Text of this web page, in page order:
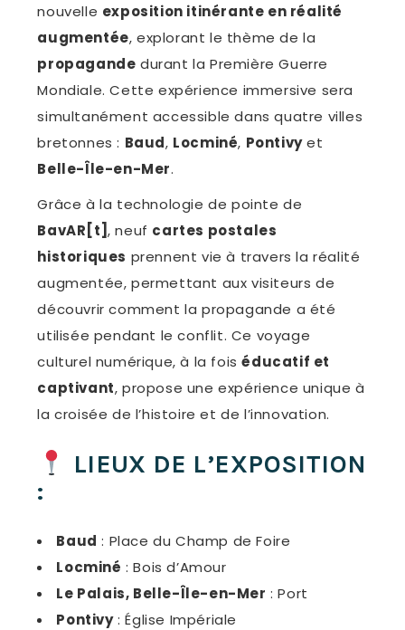
nouvelle exposition itinérante en réalité
augmentée, explorant le thème de la
propagande durant la Première Guerre
Mondiale. Cette expérience immersive sera
simultanément accessible dans quatre villes
bretonnes : Baud, Locminé, Pontivyet
Belle-Île-en-Mer.
Grâce à la technologie de pointe de
BavAR[t], neuf cartes postales
historiques prennent vie à travers la réalité
augmentée, permettant aux visiteurs de
découvrir comment la propagande a été
utilisée pendant le conflit. Ce voyage
culturel numérique, à la foiséducatif et
captivant, propose une expérience unique à
la croisée de l’histoire et de l’innovation.
LIEUX DE L’EXPOSITION
:
Baud : Place du Champ de Foire
Locminé : Bois d’Amour
Le Palais, Belle-Île-en-Mer : Port
Pontivy: Église Impériale